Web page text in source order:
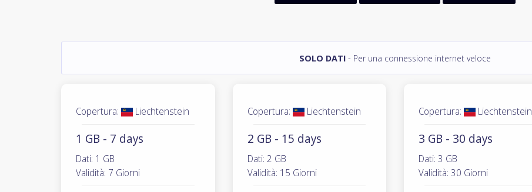
SOLO DATI - Per una connessione internet veloce
Copertura: Liechtenstein
1 GB - 7 days
Dati: 1 GB
Validità: 7 Giorni
Copertura: Liechtenstein
2 GB - 15 days
Dati: 2 GB
Validità: 15 Giorni
Copertura: Liechtenstein
3 GB - 30 days
Dati: 3 GB
Validità: 30 Giorni